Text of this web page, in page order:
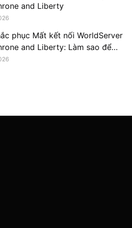
and Liberty
phục Mất kết nối WorldServer
and Liberty: Làm sao để
với máy chủ Nga